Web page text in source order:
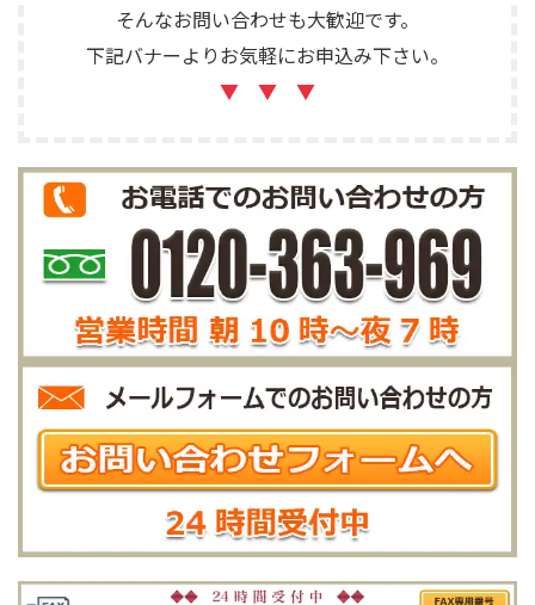
そんなお問い合わせも大歓迎です。
下記バナーよりお気軽にお申込み下さい。
▼ ▼ ▼